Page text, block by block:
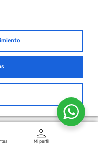
Mi perfil